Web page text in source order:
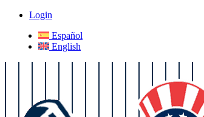
Login
Español
English